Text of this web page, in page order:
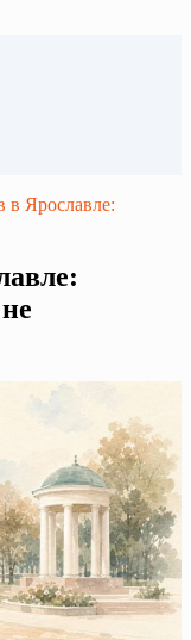
в Ярославле: